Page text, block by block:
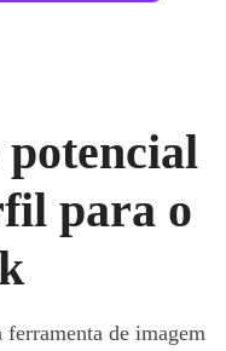
potencial
para o
ferramenta de imagem